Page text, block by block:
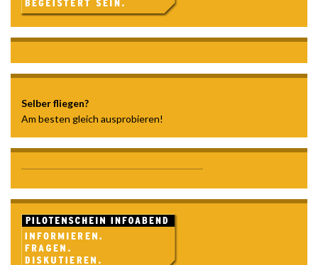
Selber fliegen?
Am besten gleich ausprobieren!